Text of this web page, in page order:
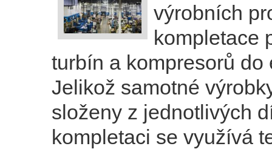
výrobních
kompletace
turbín a kompresorů do
Jelikož samotné
složeny z jednotlivých
kompletaci se využívá